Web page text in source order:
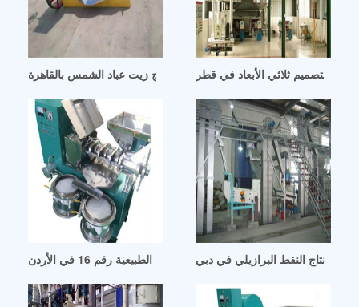
جولدن صن – خط انتاج زيت عباد الشمس بالقاهرةبتصميم ثلاثي الأبعاد في قطر
أفضل خط إنتاج زيت حبة البركة الطبيعية رقم 16 في الأردن
خط إنتاج النفط البرازيلي في دبي